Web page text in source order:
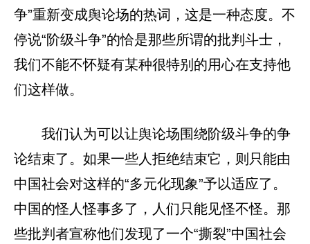
争”重新变成舆论场的热词，这是一种态度。不
停说“阶级斗争”的恰是那些所谓的批判斗士，
我们不能不怀疑有某种很特别的用心在支持他
们这样做。
我们认为可以让舆论场围绕阶级斗争的争
论结束了。如果一些人拒绝结束它，则只能由
中国社会对这样的“多元化现象”予以适应了。
中国的怪人怪事多了，人们只能见怪不怪。那
些批判者宣称他们发现了一个“撕裂”中国社会